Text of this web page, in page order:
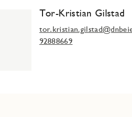
Tor-Kristian Gilstad
92888669